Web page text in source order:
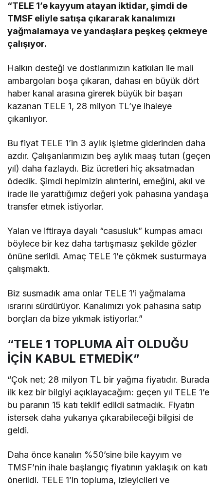
“TELE 1’e kayyum atayan iktidar, şimdi de
TMSF eliyle satışa çıkararak kanalımızı
yağmalamaya ve yandaşlara peşkeş çekmeye
çalışıyor.
Halkın desteği ve dostlarımızın katkıları ile mali
ambargoları boşa çıkaran, dahası en büyük dört
haber kanal arasına girerek büyük bir başarı
kazanan TELE 1, 28 milyon TL’ye ihaleye
çıkarılıyor.
Bu fiyat TELE 1’in 3 aylık işletme giderinden daha
azdır. Çalışanlarımızın beş aylık maaş tutarı (geçen
yıl) daha fazlaydı. Biz ücretleri hiç aksatmadan
ödedik. Şimdi hepimizin alınterini, emeğini, akıl ve
irade ile yarattığımız değeri yok pahasına yandaşa
transfer etmek istiyorlar.
Yalan ve iftiraya dayalı “casusluk” kumpas amacı
böylece bir kez daha tartışmasız şekilde gözler
önüne serildi. Amaç TELE 1’e çökmek susturmaya
çalışmaktı.
Biz susmadık ama onlar TELE 1’i yağmalama
ısrarını sürdürüyor. Kanalımızı yok pahasına satıp
borçları da bize yıkmak istiyorlar.”
“TELE 1 TOPLUMA AİT OLDUĞU
İÇİN KABUL ETMEDİK”
“Çok net; 28 milyon TL bir yağma fiyatıdır. Burada
ilk kez bir bilgiyi açıklayacağım: geçen yıl TELE 1’e
bu paranın 15 katı teklif edildi satmadık. Fiyatın
istersek daha yukarıya çıkarabileceği bilgisi de
geldi.
Daha önce kanalın %50’sine bile kayyım ve
TMSF’nin ihale başlangıç fiyatının yaklaşık on katı
önerildi. TELE 1’in topluma, izleyicileri ve